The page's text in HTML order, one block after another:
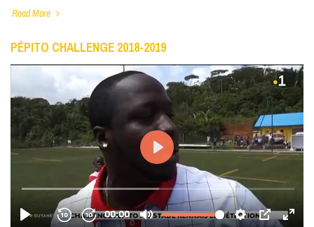
Read More
PÉPITO CHALLENGE 2018-2019